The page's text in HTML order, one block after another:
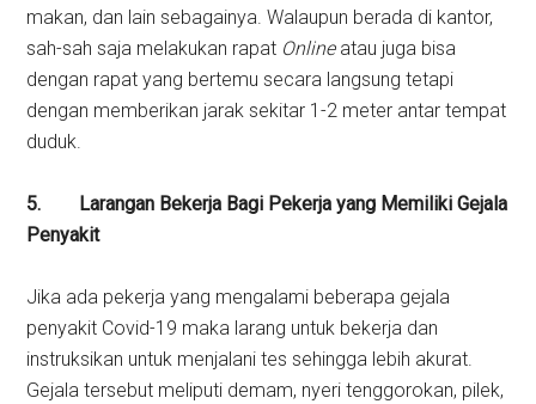
makan, dan lain sebagainya. Walaupun berada di kantor,
sah-sah saja melakukan rapat Onlineatau juga bisa
dengan rapat yang bertemu secara langsung tetapi
dengan memberikan jarak sekitar 1-2 meter antar tempat
duduk.
5.
Larangan Bekerja Bagi Pekerja yang Memiliki Gejala
Penyakit
Jika ada pekerja yang mengalami beberapa gejala
penyakit Covid-19 maka larang untuk bekerja dan
instruksikan untuk menjalani tes sehingga lebih akurat.
Gejala tersebut meliputi demam, nyeri tenggorokan, pilek,